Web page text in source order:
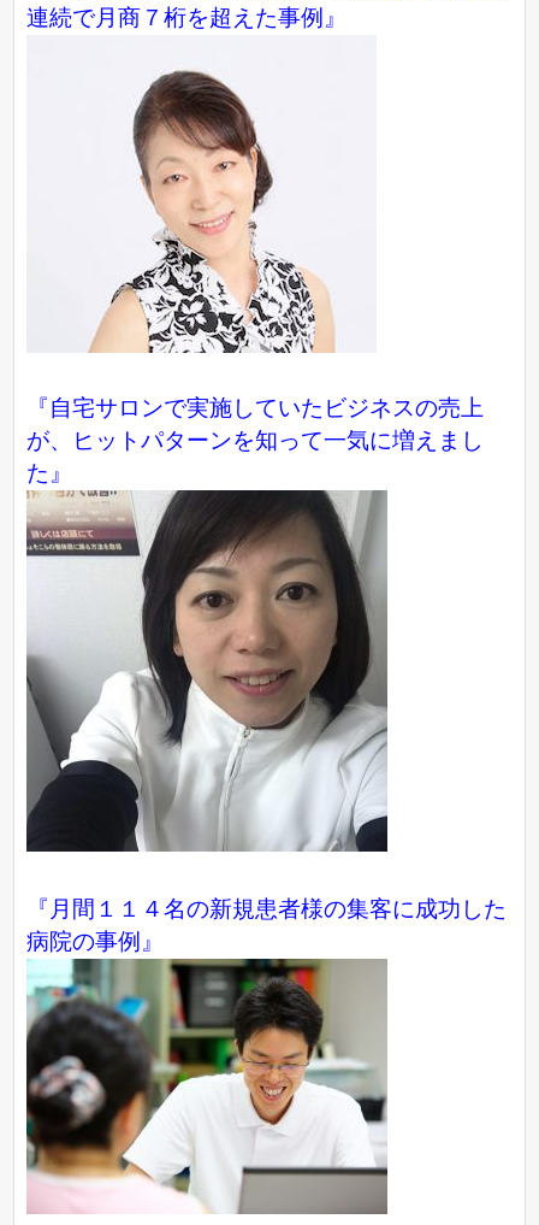
連続で月商７桁を超えた事例』
『自宅サロンで実施していたビジネスの売上
が、ヒットパターンを知って一気に増えまし
た』
『月間１１４名の新規患者様の集客に成功した
病院の事例』